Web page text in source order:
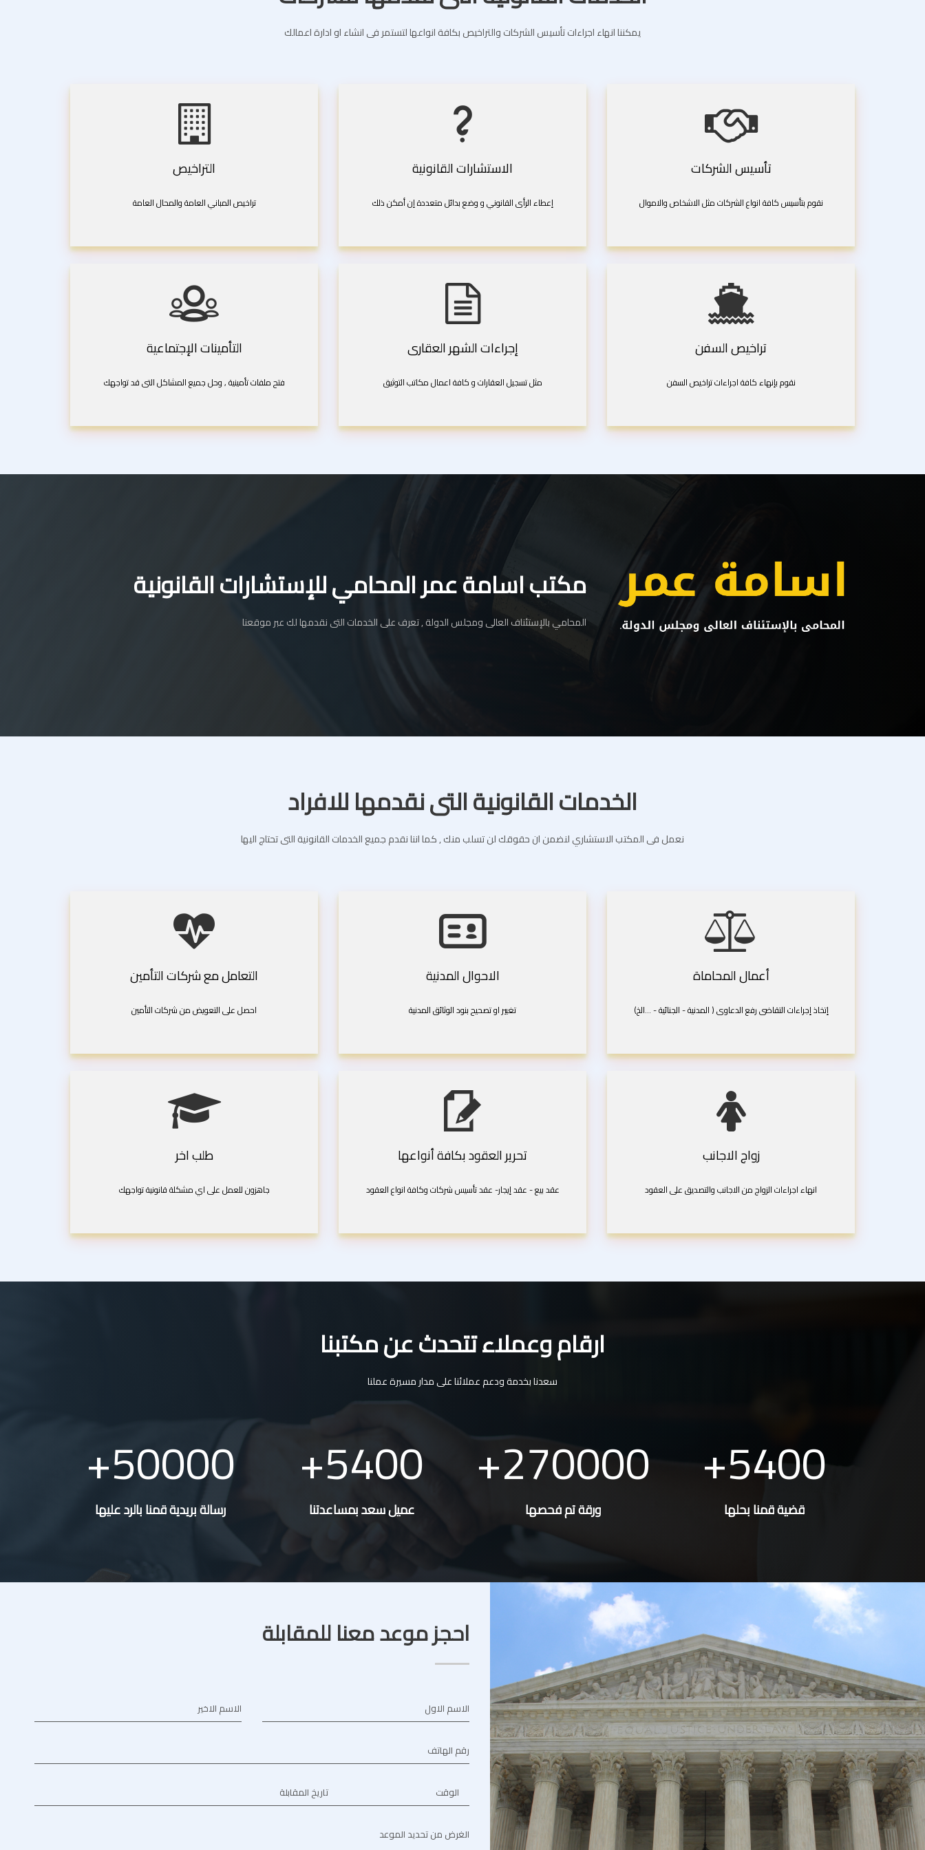
يمكننا انهاء اجراءات تأسيس الشركات والتراخيص بكافة انواعها لتستمر فى انشاء او ادارة اعمالك
تأسيس الشركات
نقوم بتأسيس كافة انواع الشركات مثل الاشخاص والاموال
الاستشارات القانونية
إعطاء الرأى القانوني و وضع بدائل متعددة إن أمكن ذلك
التراخيص
تراخيص المباني العامة والمحال العامة
تراخيص السفن
نقوم بإنهاء كافة اجراءات تراخيص السفن
إجراءات الشهر العقارى
مثل تسجيل العقارات و كافة اعمال مكاتب التوثيق
التأمينات الإجتماعية
فتح ملفات تأمينية , وحل جميع المشاكل التى قد تواجهك
مكتب اسامة عمر المحامي للإستشارات القانونية
المحامي بالإستئناف العالى ومجلس الدولة , تعرف على الخدمات التى نقدمها لك عبر موقعنا
الخدمات القانونية التى نقدمها للافراد
نعمل فى المكتب الاستشاري لنضمن ان حقوقك لن تسلب منك , كما اننا نقدم جميع الخدمات القانونية التى تحتاج اليها
أعمال المحاماة
إتخاذ إجراءات التقاضى رفع الدعاوى ( المدنية - الجنائية - ...الخ)
الاحوال المدنية
تغيير او تصحيح بنود الوثائق المدنية
التعامل مع شركات التأمين
احصل على التعويض من شركات التأمين
زواج الاجانب
انهاء اجراءات الزواج من الاجانب والتصديق على العقود
تحرير العقود بكافة أنواعها
عقد بيع - عقد إيجار- عقد تأسيس شركات وكافة انواع العقود
طلب اخر
جاهزون للعمل على اي مشكلة قانونية تواجهك
ارقام وعملاء تتحدث عن مكتبنا
سعدنا بخدمة ودعم عملائنا على مدار مسيرة عملنا
5400
قضية قمنا بحلها
270000
ورقة تم فحصها
5400
عميل سعد بمساعدتنا
50000
رسالة بريدية قمنا بالرد عليها
احجز موعد معنا للمقابلة
الاسم الاول الاسم الاخير
رقم الهاتف
تاريخ المقابلة الوقت
الغرض من تحديد الموعد